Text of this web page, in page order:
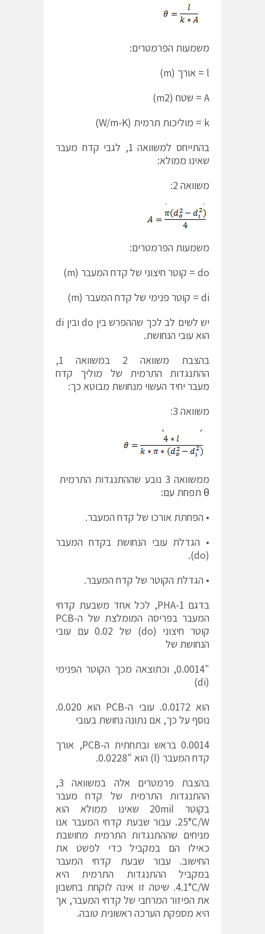
משמעות הפרמטרים:
l = אורך (m)
A = שטח (m2)
k = מוליכות תרמית (W/m-K)
בהתייחס למשוואה 1, לגבי קדח מעבר
שאינו ממולא:
משוואה 2:
משמעות הפרמטרים:
do = קוטר חיצוני של קדח המעבר (m)
di = קוטר פנימי של קדח המעבר (m)
יש לשים לב לכך שההפרש בין do ובין di
הוא עובי הנחושת.
בהצבת משוואה 2 במשוואה 1,
ההתנגדות התרמית של מוליך קדח
מעבר יחיד העשוי מנחושת מבוטא כך:
משוואה 3:
ממשוואה 3 נובע שההתנגדות התרמית
θ תפחת עם:
• הפחתת אורכו של קדח המעבר.
• הגדלת עובי הנחושת בקדח המעבר
(do).
• הגדלת הקוטר של קדח המעבר.
בדגם PHA-1, לכל אחד משבעת קדחי
המעבר בפריסה המומלצת של ה-PCB
קוטר חיצוני (do) של 0.02 עם עובי
הנחושת של
"0.0014, וכתוצאה מכך הקוטר הפנימי
(di)
הוא 0.0172. עובי ה-PCB הוא 0.020.
נוסף על כך, אם נתונה נחושת בעובי
0.0014 בראש ובתחתית ה-PCB, אורך
קדח המעבר (l) הוא "0.0228.
בהצבת פרמטרים אלה במשוואה 3,
ההתנגדות התרמית של קדח מעבר
בקוטר 20mil שאינו ממולא הוא
25°C/W. עבור שבעת קדחי המעבר אנו
מניחים שההתנגדות התרמית מחושבת
כאילו הם במקביל כדי לפשט את
החישוב. עבור שבעת קדחי המעבר
במקביל ההתנגדות התרמית היא
4.1°C/W. שיטה זו אינה לוקחת בחשבון
את הפיזור המרחבי של קדחי המעבר, אך
היא מספקת הערכה ראשונית טובה.